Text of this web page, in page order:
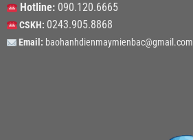
Hotline:090.120.6665
CSKH: 0243.905.8868
Email: baohanhdienmaymienbac@gmail.com